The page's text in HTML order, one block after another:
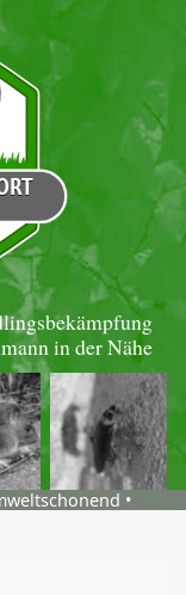
in der Nähe
•